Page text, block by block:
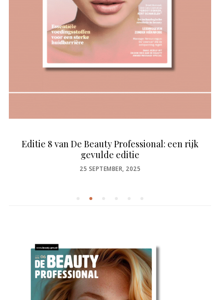
Editie 8 van De Beauty Professional: een rijk
gevulde editie
POSTED
25 SEPTEMBER, 2025